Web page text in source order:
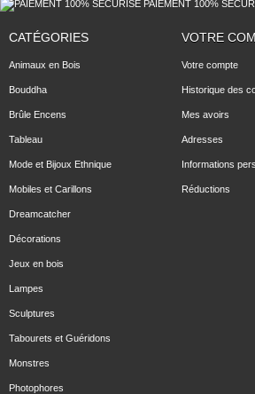
PAIEMENT 100%
CATÉGORIES
Animaux en Bois
Bouddha
Brûle Encens
Tableau
Mode et Bijoux Ethnique
Mobiles et Carillons
Dreamcatcher
Décorations
Jeux en bois
Lampes
Sculptures
Tabourets et Guéridons
Monstres
Photophores
VOTRE
Votre compte
Historique des
Mes avoirs
Adresses
Informations
Réductions